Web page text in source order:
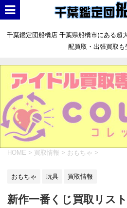
千葉鑑定団船橋店 千葉県船橋市にある
配買取・出張買取も
HOME > 買取情報 > おもちゃ >
おもちゃ 玩具 買取情報
新作一番くじ買取リス